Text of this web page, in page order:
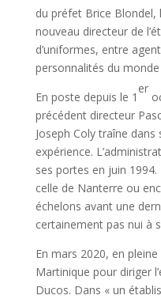
du préfet Brice Blondel,
nouveau directeur de
d’uniformes, entre
personnalités du
En poste depuis le 1
er
précédent directeur
Joseph Coly traîne
expérience.
ses portes en juin
celle de Nanterre ou
échelons avant une
certainement pas nui à
En mars 2020, en
Martinique pour diriger
Ducos. Dans « un